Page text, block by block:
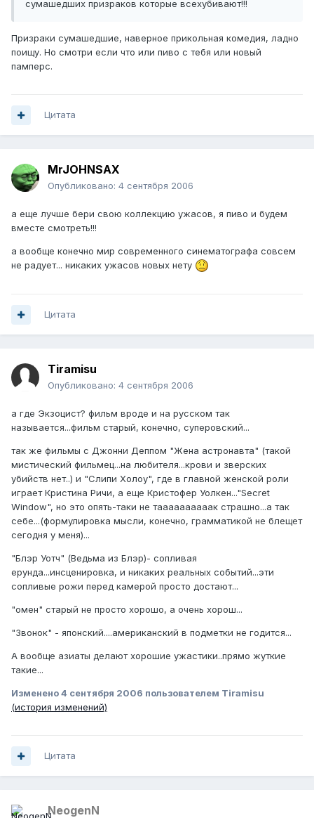
сумашедших призраков которые всехубивают!!!
Призраки сумашедшие, наверное прикольная комедия, ладно
поищу. Но смотри если что или пиво с тебя или новый
памперс.
Цитата
MrJOHNSAX
Опубликовано: 4 сентября 2006
а еще лучше бери свою коллекцию ужасов, я пиво и будем
вместе смотреть!!!
а вообще конечно мир современного синематографа совсем
не радует... никаких ужасов новых нету
Цитата
Tiramisu
Опубликовано: 4 сентября 2006
а где Экзоцист? фильм вроде и на русском так
называется...фильм старый, конечно, суперовский...
так же фильмы с Джонни Деппом "Жена астронавта" (такой
мистический фильмец...на любителя...крови и зверских
убийств нет..) и "Слипи Холоу", где в главной женской роли
играет Кристина Ричи, а еще Кристофер Уолкен..."Secret
Window", но это опять-таки не таааааааааак страшно...а так
себе...(формулировка мысли, конечно, грамматикой не блещет
сегодня у меня)...
"Блэр Уотч" (Ведьма из Блэр)- сопливая
ерунда...инсценировка, и никаких реальных событий...эти
сопливые рожи перед камерой просто достают...
"омен" старый не просто хорошо, а очень хорош...
"Звонок" - японский....американский в подметки не годится...
А вообще азиаты делают хорошие ужастики..прямо жуткие
такие...
Изменено4 сентября 2006 пользователем Tiramisu
(история изменений)
Цитата
NeogenN